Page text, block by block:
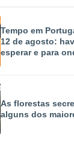
Tempo em
12 de agosto:
esperar e para
As florestas
alguns dos